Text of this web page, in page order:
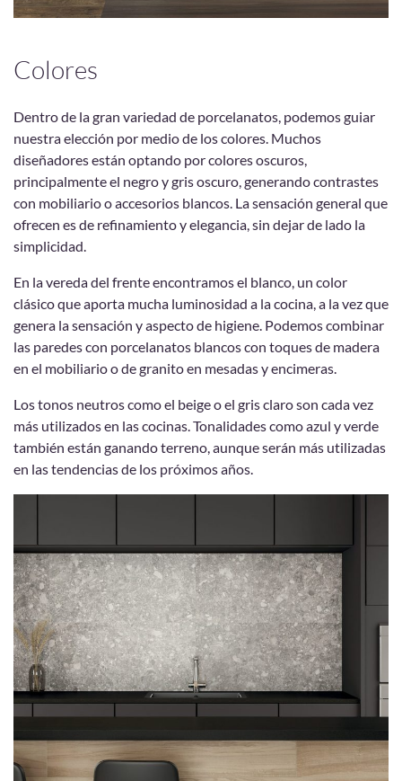
Colores
Dentro de la gran variedad de porcelanatos, podemos guiar
nuestra elección por medio de los colores. Muchos
diseñadores están optando por colores oscuros,
principalmente el negro y gris oscuro, generando contrastes
con mobiliario o accesorios blancos. La sensación general que
ofrecen es de refinamiento y elegancia, sin dejar de lado la
simplicidad.
En la vereda del frente encontramos el blanco, un color
clásico que aporta mucha luminosidad a la cocina, a la vez que
genera la sensación y aspecto de higiene. Podemos combinar
las paredes con porcelanatos blancos con toques de madera
en el mobiliario o de granito en mesadas y encimeras.
Los tonos neutros como el beige o el gris claro son cada vez
más utilizados en las cocinas. Tonalidades como azul y verde
también están ganando terreno, aunque serán más utilizadas
en las tendencias de los próximos años.